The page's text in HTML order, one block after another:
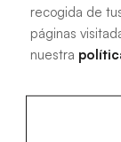
100 X 70 cm
120 X 70 cm
140 X 70 cm
160 X 70 cm
recogida de
páginas
nuestra